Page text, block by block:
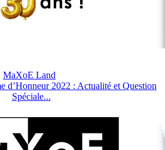
MaXoE Land
d’Honneur 2022 : Actualité et Question
Spéciale...